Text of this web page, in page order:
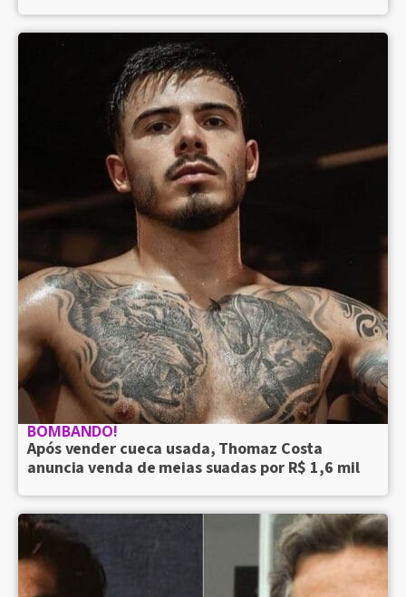
BOMBANDO!
Após vender cueca usada, Thomaz Costa
anuncia venda de meias suadas por R$ 1,6 mil